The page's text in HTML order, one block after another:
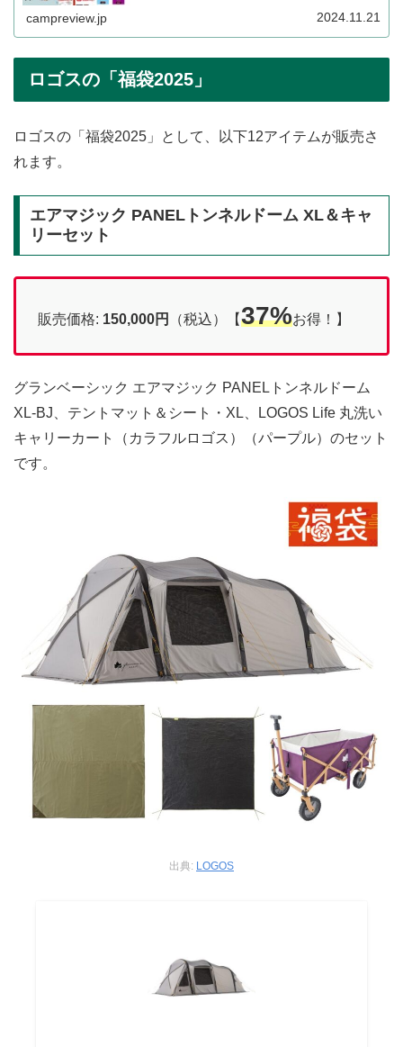
campreview.jp 2024.11.21
ロゴスの「福袋2025」
ロゴスの「福袋2025」として、以下12アイテムが販売さ
れます。
エアマジック PANELトンネルドーム XL＆キャ
リーセット
販売価格: 150,000円 （税込）【37%お得！】
グランベーシック エアマジック PANELトンネルドーム
XL-BJ、テントマット＆シート・XL、LOGOS Life 丸洗い
キャリーカート（カラフルロゴス）（パープル）のセット
です。
出典: LOGOS